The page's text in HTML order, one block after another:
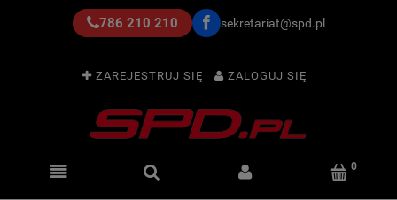
786 210 210 sekretariat@spd.pl
ZAREJESTRUJ SIĘ ZALOGUJ SIĘ